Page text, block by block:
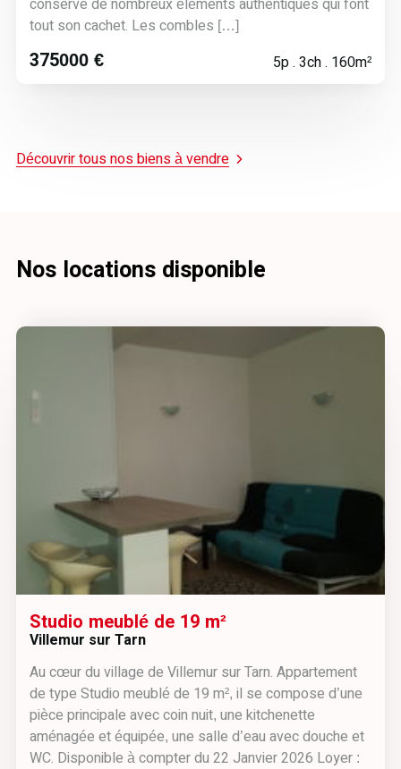
conserve de nombreux éléments authentiques qui font
tout son cachet. Les combles […]
375000 € 5p . 3ch . 160m²
Découvrir tous nos biens à vendre
Nos locations disponible
Studio meublé de 19 m²
Villemur sur Tarn
Au cœur du village de Villemur sur Tarn. Appartement
de type Studio meublé de 19 m², il se compose d’une
pièce principale avec coin nuit, une kitchenette
aménagée et équipée, une salle d’eau avec douche et
WC. Disponible à compter du 22 Janvier 2026 Loyer :